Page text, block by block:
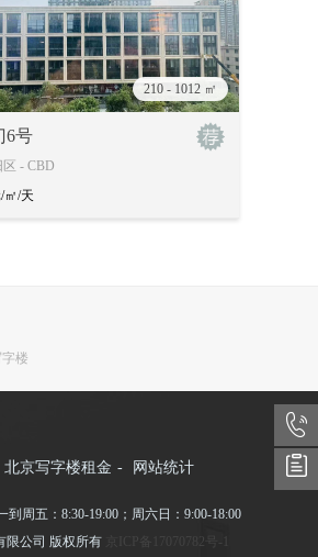
210 - 1012 ㎡
6号
- CBD
㎡/天
楼
北京写字楼租金 - 网站统计
周五：8:30-19:00；周六日：9:00-18:00
限公司 版权所有
京ICP备17070782号-1